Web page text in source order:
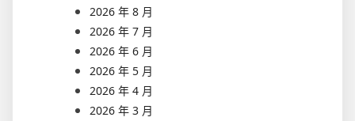
2026 年 8 月
2026 年 7 月
2026 年 6 月
2026 年 5 月
2026 年 4 月
2026 年 3 月